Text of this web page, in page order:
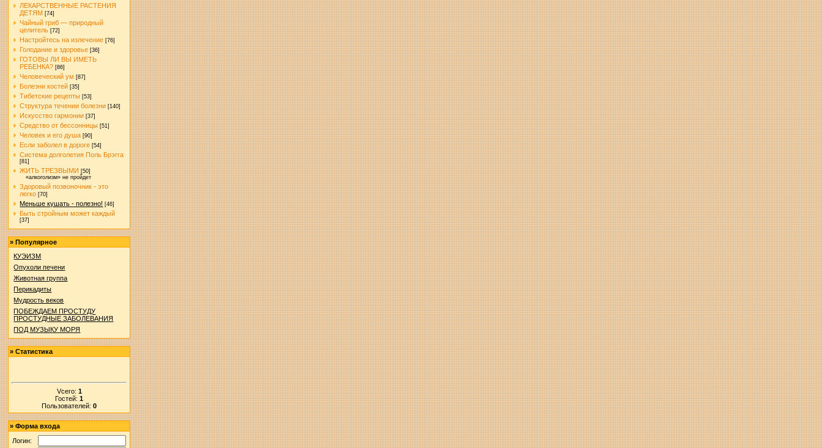
ЛЕКАРСТВЕННЫЕ РАСТЕНИЯ
ДЕТЯМ [74]
Чайный гриб — природный
целитель [72]
Настройтесь на излечение [76]
Голодание и здоровье [36]
ГОТОВЫ ЛИ ВЫ ИМЕТЬ
РЕБЕНКА? [86]
Человеческий ум [87]
Болезни костей [35]
Тибетские рецепты [53]
Структура течении болезни [140]
Искусство гармонии [37]
Средство от бессонницы [51]
Человек и его душа [90]
Если заболел в дороге [54]
Система долголетия Поль Брэгга
[81]
ЖИТЬ ТРЕЗВЫМИ [50]
«алкоголизм» не пройдет
Здоровый позвоночник - это
легко [70]
Меньше кушать - полезно! [46]
Быть стройным может каждый
[37]
»Популярное
КУЭИЗМ
Опухоли печени
Животная группа
Перикадиты
Мудрость веков
ПОБЕЖДАЕМ ПРОСТУДУ
ПРОСТУДНЫЕ ЗАБОЛЕВАНИЯ
ПОД МУЗЫКУ МОРЯ
»Статистика
Vсего: 1
Гостей:1
Пользователей:0
»Форма входа
Логин: